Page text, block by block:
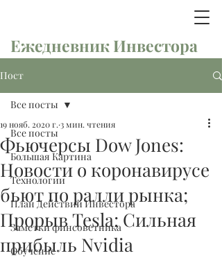
Ежедневник Инвестора
Пост
Все посты
Большая Картина
Технологии
План Действий Инвестора
Заметки финсоветника
Обучение
Все посты
Фьючерсы Dow Jones:
Новости о коронавирусе
бьют по ралли рынка;
Прорыв Tesla; Сильная
прибыль Nvidia
19 нояб. 2020 г. 3 мин. чтения